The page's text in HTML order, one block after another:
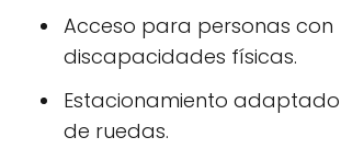
Acceso para personas con
discapacidades físicas.
Estacionamiento
de ruedas.